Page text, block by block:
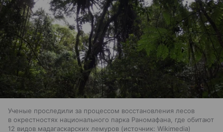
Ученые проследили за процессом восстановления лесов
в окрестностях национального парка Раномафана, где обитают
12 видов мадагаскарских лемуров
источник: Wikimedia